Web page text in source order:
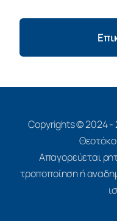
Copyrights © 2024 -
Απαγορεύεται
τροποποίηση ή